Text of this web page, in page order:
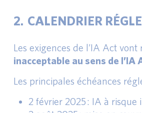
2. CALENDRIER
Les exigences de l’IA Act
inacceptable au sens de
Les principales échéances
2 février 2025 : IA à risque